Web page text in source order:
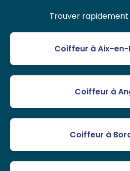
Trouver
Coiffeur à Aix-
Coiffeur à
Coiffeur à